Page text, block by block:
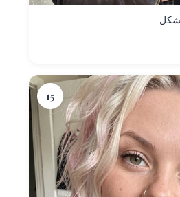
15